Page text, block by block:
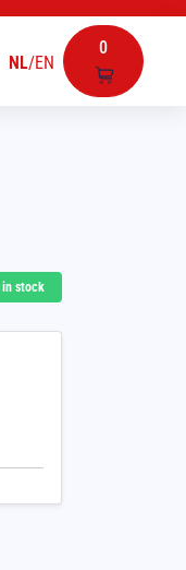
NL/EN
0
in stock